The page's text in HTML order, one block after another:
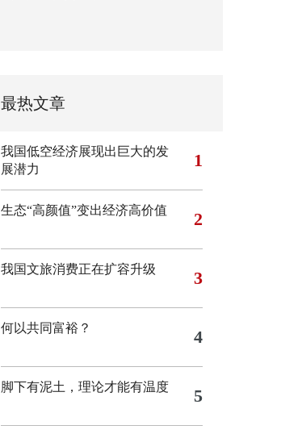
最热文章
我国低空经济展现出巨大的发
展潜力
1
生态“高颜值”变出经济高价值 2
我国文旅消费正在扩容升级 3
何以共同富裕？ 4
脚下有泥土，理论才能有温度 5